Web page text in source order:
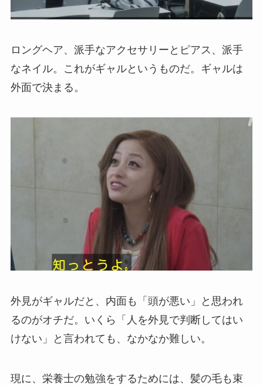
ロングヘア、派手なアクセサリーとピアス、派手
なネイル。これがギャルというものだ。ギャルは
外面で決まる。
外見がギャルだと、内面も「頭が悪い」と思われ
るのがオチだ。いくら「人を外見で判断してはい
けない」と言われても、なかなか難しい。
現に、栄養士の勉強をするためには、髪の毛も束